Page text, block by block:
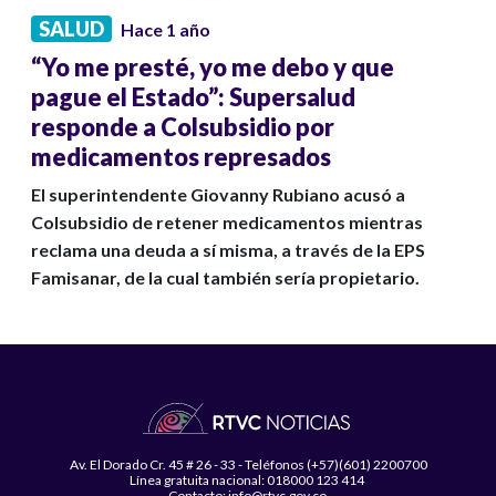
SALUD Hace 1 año
“Yo me presté, yo me debo y que
pague el Estado”: Supersalud
responde a Colsubsidio por
medicamentos represados
El superintendente Giovanny Rubiano acusó a
Colsubsidio de retener medicamentos mientras
reclama una deuda a sí misma, a través de la EPS
Famisanar, de la cual también sería propietario.
Av. El Dorado Cr. 45 # 26 - 33 - Teléfonos (+57)(601) 2200700
Línea gratuita nacional: 018000 123 414